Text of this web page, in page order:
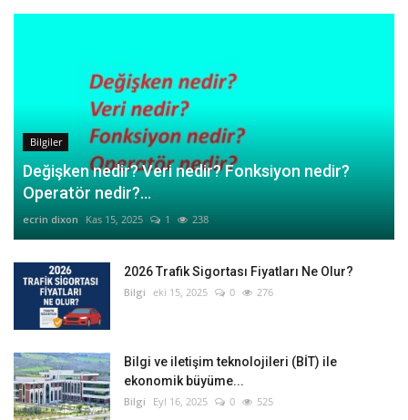
Bilgiler
Değişken nedir? Veri nedir? Fonksiyon nedir?
Operatör nedir?...
ecrin dixon Kas 15, 2025 1 238
2026 Trafik Sigortası Fiyatları Ne Olur?
Bilgi eki 15, 2025 0 276
Bilgi ve iletişim teknolojileri (BİT) ile
ekonomik büyüme...
Bilgi Eyl 16, 2025 0 525